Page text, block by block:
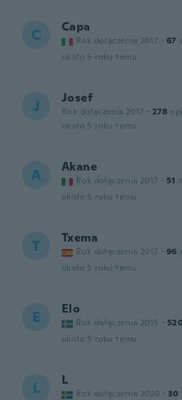
C Capa
Rok dołączenia 2017 · 67
około 5 roku temu
J Josef
Rok dołączenia 2017 · 278
około 5 roku temu
A Akane
Rok dołączenia 2017 · 51
około 5 roku temu
T Txema
Rok dołączenia 2017 · 96
około 5 roku temu
E Elo
Rok dołączenia 2015 · 520
około 5 roku temu
L L
Rok dołączenia 2020 · 30